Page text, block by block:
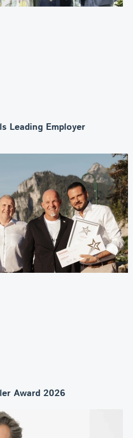
Leading Employer
Award 2026